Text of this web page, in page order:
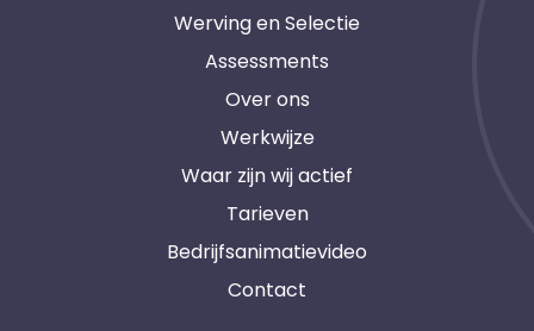
Werving en Selectie
Assessments
Over ons
Werkwijze
Waar zijn wij actief
Tarieven
Bedrijfsanimatievideo
Contact